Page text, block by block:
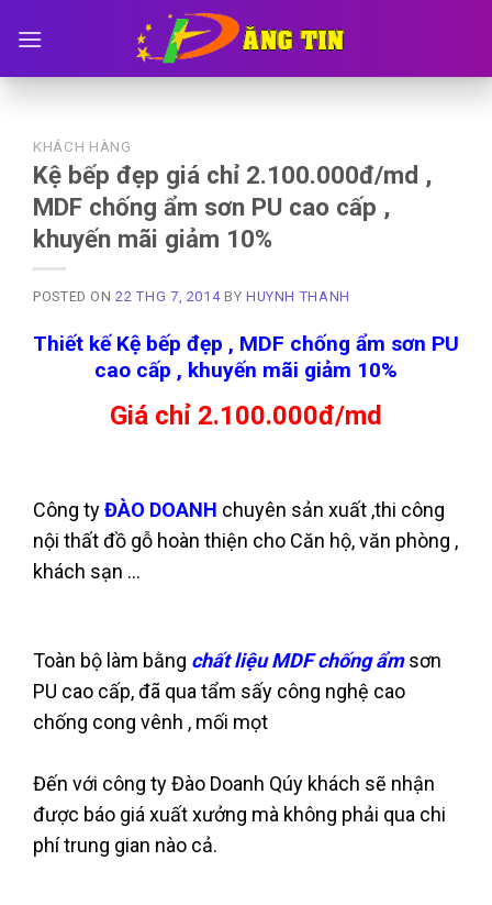
KHÁCH HÀNG
Kệ bếp đẹp giá chỉ 2.100.000đ/md ,
MDF chống ẩm sơn PU cao cấp ,
khuyến mãi giảm 10%
POSTED ON22 THG 7, 2014BY HUYNH THANH
Thiết kế Kệ bếp đẹp , MDF chống ẩm sơn PU
cao cấp , khuyến mãi giảm 10%
Giá chỉ 2.100.000đ/md
Công tyĐÀO DOANH chuyên sản xuất ,thi công
nội thất đồ gỗ hoàn thiện cho Căn hộ, văn phòng ,
khách sạn ...
Toàn bộ làm bằng chất liệu MDF chống ẩmsơn
PU cao cấp, đã qua tẩm sấy công nghệ cao
chống cong vênh , mối mọt
Đến với công ty Đào Doanh Qúy khách sẽ nhận
được báo giá xuất xưởng mà không phải qua chi
phí trung gian nào cả.